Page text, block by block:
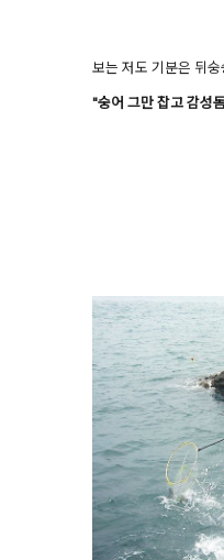
보는 저도 기분은 뒤
"숭어 그만 잡고 감성